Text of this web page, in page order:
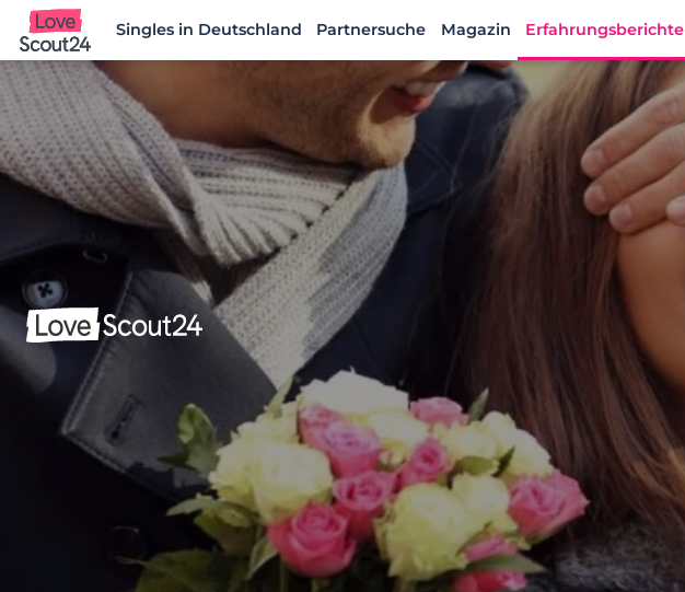
Lovescout24
Singles in Deutschland Partnersuche Magazin Erfahrungsberichte